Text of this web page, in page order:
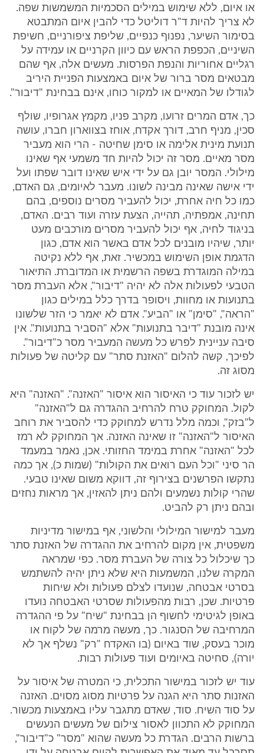
או איום, ללא שימוש במילים הסכמיות המשמשות שפה.
לא צריך להיות ד"ר דוליטל כדי להבין איום המתבטא
בסימור השיער, נפנוף כנפיים, שליפת ציפורניים, חשיפת
השיניים, הכפפת הראש עם כיוון הקרניים או עמידה על
רגליים אחוריות והנפת הפרסות. מעשים אלה, אף שהם
מבטאים מסר ברור של איום באמצעות הפניית היריב
לגודלו של המאיים או למקור כוחו, אינם בבחינת "דיבור".
כך, אדם המרים זרועו, מקרב פניו, מקמץ אגרופיו, שולף
סכין, מניף חרב, דורך אקדח, אוחז בצווארון חברו, עושה
תנועת מינית אלימה או סימן שחיטה - הרי הוא מעביר
מסר מאיים. מסר זה יכול להיות חד משמעי אף שאינו
מילולי. המסר יובן גם על ידי איש שאינו דובר שפתו ועל
ידי אישה שאינה מבינה לשונו. מעבר לאיומים, גם האדם,
כמו כל חיה אחרת, יכול להעביר מסרים נוספים, בהם
תחינה, אמפתיה, תהייה, הצעת עזרה ועוד רבים. האדם,
בניגוד לחיה, אף יכול להעביר מסרים מורכבים מעט
יותר, שיהיו מובנים לכל אדם באשר הוא אדם, כגון
הדגמת אופן השימוש במכשיר. זאת, אף ללא נקיטה
במילה המוגדרת בשפה הרשמית או המדוברת. התיאור
הטבעי לפעולות אלה לא יהיה "דיבור", אלא העברת מסר
בתנועות או מחוות, ויסופר בדרך כלל במילים כגון
"הראה", "סימן" או "הביע". אדם לא יאמר כי הזר שלשונו
אינה מובנת "דיבר בתנועות" אלא "הסביר בתנועות". אין
סיבה עניינית לפרש כל מעשה המעביר מסר כ"דיבור".
לפיכך, קשה להלום "האזנת סתר" עם קליטה של פעולות
מסוג זה.
יש לזכור עוד כי האיסור הוא איסור "האזנה". "האזנה" היא
לקול. המחוקק טרח להרחיב ההגדרה גם ל"האזנה"
ל"בזק", וכמה מלל נדרש למחוקק כדי להסביר את רוחב
האיסור ל"האזנה" זו שאינה האזנה. אך המחוקק לא רמז
לכל "האזנה" אחרת במימד החזותי. אכן, נאמר במעמד
הר סיני "וכל העם רואים את הקולות" (שמות כ), אך כמה
נתקשו הפרשנים בצירוף זה, דווקא משום שאינו טבעי.
שהרי קולות נשמעים ולהם ניתן להאזין, אך מראות נחזים
ובהם ניתן רק להביט.
מעבר למישור המילולי והלשוני, אף במישור מדיניות
משפטית, אין מקום להרחיב את ההגדרה של האזנת סתר
כך שיכלול כל צורה של העברת מסר. כפי שמראה
המקרה שלנו, המשמעות היא שלא ניתן יהיה להשתמש
בסרטי אבטחה, שנועדו לצלם פעולות ולא שיחות
פרטיות. שכן, רבות מהפעולות שסרטי האבטחה נועדו
באופן לגיטימי לחשוף הן בבחינת "שיח" על פי ההגדרה
המרחיבה של הסנגור. כך, מעשה מרמה של לקוח או
מוכר בעסק, שוד באיום (בו האקדח "רק" נשלף אך לא
יורה), סחיטה באיומים ועוד פעולות רבות.
עוד יש לזכור במישור התכלית, כי המטרה של איסור על
האזנות סתר היא הגנה על פרטיות מסוג מסוים. האזנה
על סוד השיח. סוד, שאדם מתגבר עליו באמצעות מכשור.
המחוקק לא התכוון לאסור צילום של מעשים הנעשים
ברשות הרבים. הגדרת כל מעשה שהוא "מסר" כ"דיבור",